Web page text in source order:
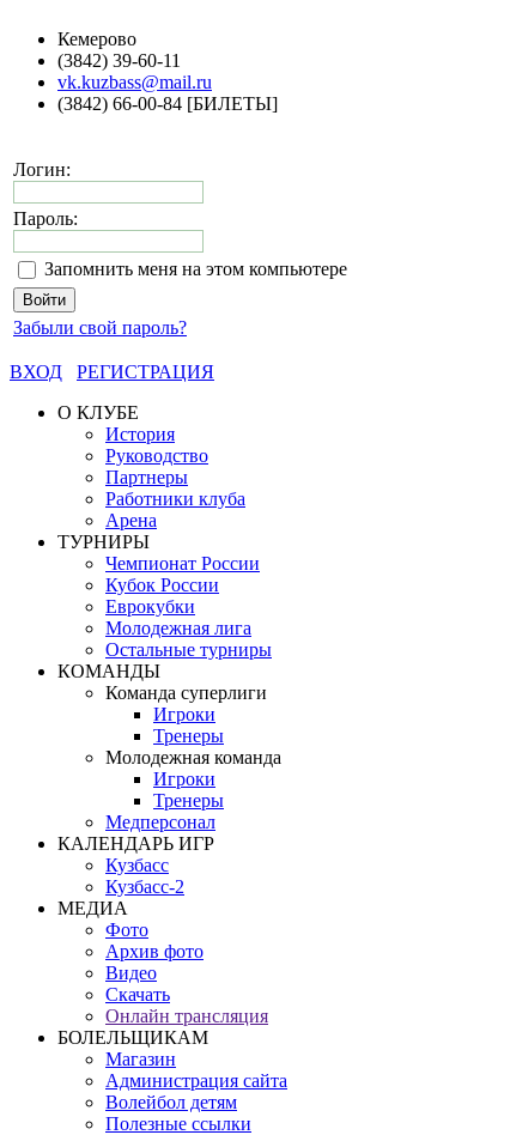
Кемерово
(3842) 39-60-11
vk.kuzbass@mail.ru
(3842) 66-00-84 [БИЛЕТЫ]
Логин:
Пароль:
Запомнить меня на этом компьютере
Забыли свой пароль?
ВХОД
РЕГИСТРАЦИЯ
О КЛУБЕ
История
Руководство
Партнеры
Работники клуба
Арена
ТУРНИРЫ
Чемпионат России
Кубок России
Еврокубки
Молодежная лига
Остальные турниры
КОМАНДЫ
Команда суперлиги
Игроки
Тренеры
Молодежная команда
Игроки
Тренеры
Медперсонал
КАЛЕНДАРЬ ИГР
Кузбасс
Кузбасс-2
МЕДИА
Фото
Архив фото
Видео
Скачать
Онлайн трансляция
БОЛЕЛЬЩИКАМ
Магазин
Администрация сайта
Волейбол детям
Полезные ссылки